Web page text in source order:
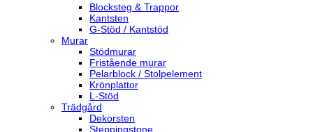
Blocksteg & Trappor
Kantsten
G-Stöd / Kantstöd
Murar
Stödmurar
Fristående murar
Pelarblock / Stolpelement
Krönplattor
L-Stöd
Trädgård
Dekorsten
Steppingstone